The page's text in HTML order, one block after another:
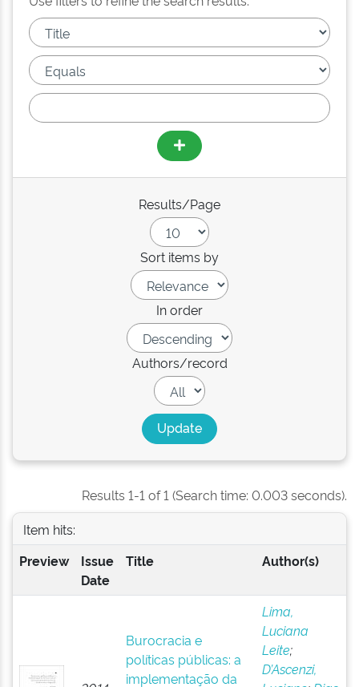
Results/Page
Sort items by
In order
Authors/record
Results 1-1 of 1 (Search time: 0.003 seconds).
Item hits:
Preview
Issue
Date
Title Author(s)
Burocracia e
políticas públicas: a
implementação da
Lima,
Luciana
Leite;
D’Ascenzi,